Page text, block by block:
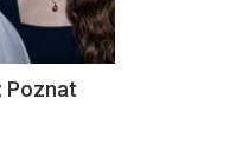
Poznat